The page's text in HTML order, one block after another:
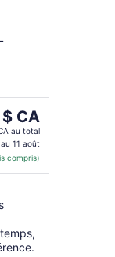
$ CA
CA
au total
11 août
compris)